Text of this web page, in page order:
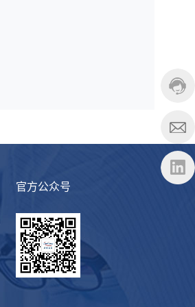
官方公众号